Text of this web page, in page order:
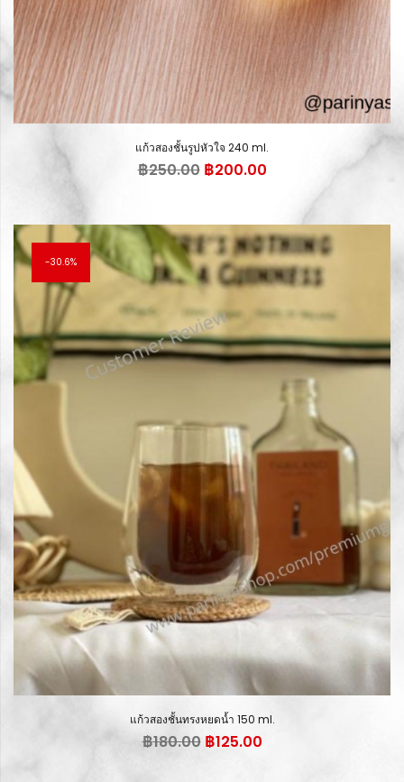
แก้วสองชั้นรูปหัวใจ 240 ml.
฿250.00 Original
฿250.00.
฿200.00Current
฿200.00.
30.6%
แก้วสองชั้นทรงหยดน้ำ 150 ml.
฿180.00 Original
฿125.00Current